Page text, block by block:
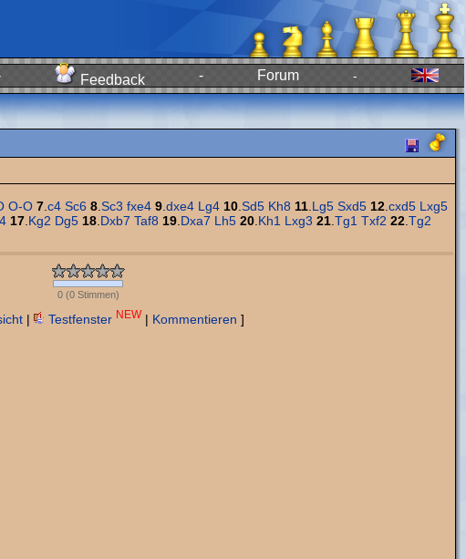
Feedback - Forum -
O-O 7 c4 Sc6 8 Sc3 fxe4 9 dxe4 Lg4 10 Sd5 Kh8 11 Lg5 Sxd5 12 cxd5 Lxg5
17 Kg2 Dg5 18 Dxb7 Taf8 19 Dxa7 Lh5 20 Kh1 Lxg3 21 Tg1 Txf2 22 Tg2
0(0Stimmen)
| Testfenster NEW | Kommentieren ]